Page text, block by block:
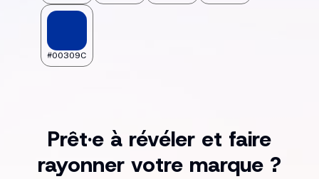
#00309C
Prêt·e à révéler et faire
rayonner votre marque ?